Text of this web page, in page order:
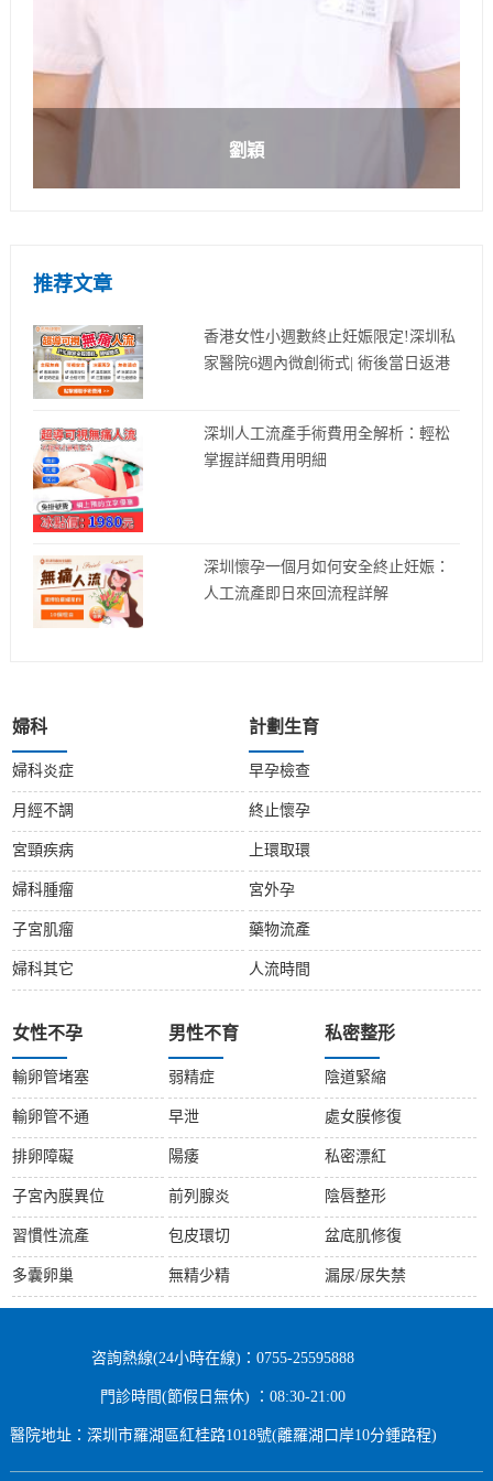
劉穎
推荐文章
香港女性小週數終止妊娠限定!深圳私
家醫院6週內微創術式| 術後當日返港
深圳人工流產手術費用全解析：輕松
掌握詳細費用明細
深圳懷孕一個月如何安全終止妊娠：
人工流產即日來回流程詳解
婦科
婦科炎症
月經不調
宮頸疾病
婦科腫瘤
子宮肌瘤
婦科其它
計劃生育
早孕檢查
終止懷孕
上環取環
宮外孕
藥物流產
人流時間
女性不孕
輸卵管堵塞
輸卵管不通
排卵障礙
子宮內膜異位
習慣性流產
多囊卵巢
男性不育
弱精症
早泄
陽痿
前列腺炎
包皮環切
無精少精
私密整形
陰道緊縮
處女膜修復
私密漂紅
陰唇整形
盆底肌修復
漏尿/尿失禁
咨詢熱線(24小時在線)：0755-25595888
門診時間(節假日無休) ：08:30-21:00
醫院地址：深圳市羅湖區紅桂路1018號(離羅湖口岸10分鍾路程)